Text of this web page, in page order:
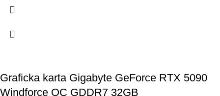
Graficka karta Gigabyte GeForce RTX 5090
Windforce OC GDDR7 32GB